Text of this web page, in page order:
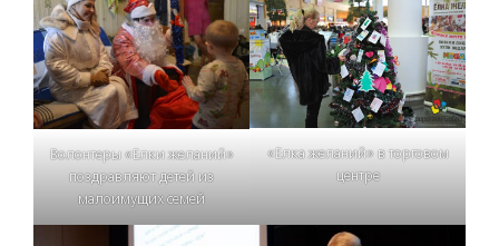
Волонтеры «Елки желаний»
поздравляют детей из
малоимущих семей
«Елка желаний» в торговом
центре